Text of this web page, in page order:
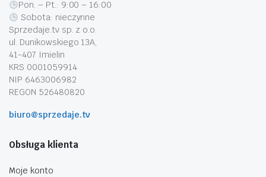
Pon. – Pt.: 9:00 – 16:00
Sobota: nieczynne
Sprzedaje.tv sp. z o.o.
ul. Dunikowskiego 13A,
41-407 Imielin
KRS 0001059914
NIP 6463006982
REGON 526480820
biuro@sprzedaje.tv
Obsługa klienta
Moje konto